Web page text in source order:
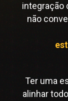
integração
não
Ter uma
alinhar